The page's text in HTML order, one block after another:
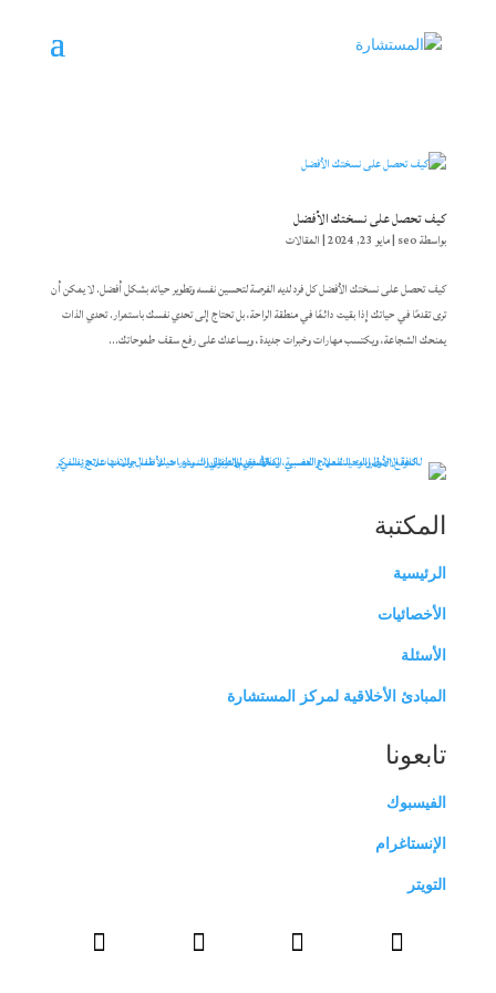
كيف تحصل على نسختك الأفضل
بواسطةseo
|مايو 23, 2024 |المقالات
كيف تحصل على نسختك الأفضل كل فرد لديه الفرصة لتحسين نفسه وتطوير حياته بشكل أفضل. لا يمكن أن
ترى تقدمًا في حياتك إذا بقيت دائمًا في منطقة الراحة، بل تحتاج إلى تحدي نفسك باستمرار. تحدي الذات
يمنحك الشجاعة، ويكتسب مهارات وخبرات جديدة، ويساعدك على رفع سقف طموحاتك...
المكتبة
الرئيسية
الأخصائيات
الأسئلة
المبادئ الأخلاقية لمركز المستشارة
تابعونا
الفيسبوك
الإنستاغرام
التويتر
   